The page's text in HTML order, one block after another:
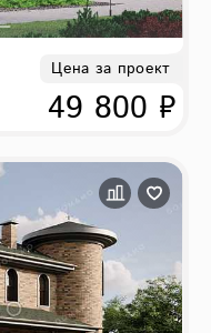
Цена за проект
49 800 ₽